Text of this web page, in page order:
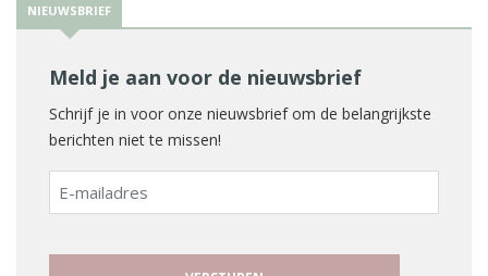
NIEUWSBRIEF
Meld je aan voor de nieuwsbrief
Schrijf je in voor onze nieuwsbrief om de belangrijkste
berichten niet te missen!
E-
mailadres